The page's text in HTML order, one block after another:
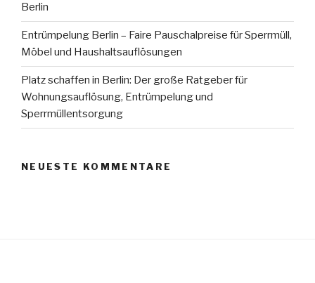
Berlin
Entrümpelung Berlin – Faire Pauschalpreise für Sperrmüll,
Möbel und Haushaltsauflösungen
Platz schaffen in Berlin: Der große Ratgeber für
Wohnungsauflösung, Entrümpelung und
Sperrmüllentsorgung
NEUESTE KOMMENTARE